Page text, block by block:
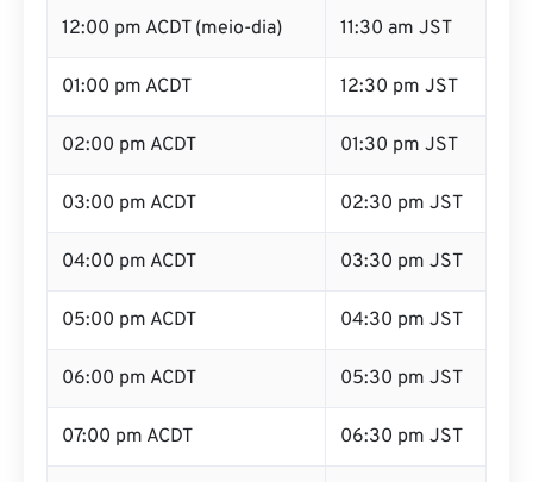
12:00 pm ACDT (meio-dia) 11:30 am JST
01:00 pm ACDT 12:30 pm JST
02:00 pm ACDT 01:30 pm JST
03:00 pm ACDT 02:30 pm JST
04:00 pm ACDT 03:30 pm JST
05:00 pm ACDT 04:30 pm JST
06:00 pm ACDT 05:30 pm JST
07:00 pm ACDT 06:30 pm JST